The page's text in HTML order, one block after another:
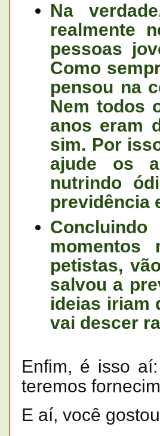
Na
realmente
pessoas
Como
pensou na
Nem todos
anos eram
sim. Por
ajude os
nutrindo
previdência
momentos
petistas,
salvou a
ideias iriam
vai descer
Enfim, é isso
teremos
E aí, você